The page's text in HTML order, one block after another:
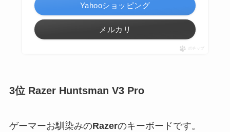
Yahooショッピング
メルカリ
ポチップ
3位 Razer Huntsman V3 Pro
ゲーマーお馴染みのRazerのキーボードです。